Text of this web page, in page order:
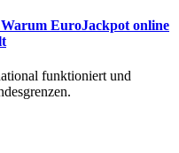
EuroJackpot online
funktioniert und